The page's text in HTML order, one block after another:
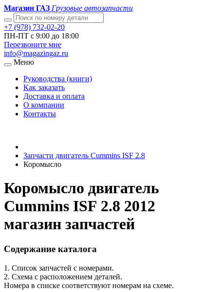
Магазин ГАЗ Грузовые автозапчасти
+7 (978) 732-02-20
ПН-ПТ с 9:00 до 18:00
Перезвоните мне
info@magazingaz.ru
Меню
Руководства (книги)
Как заказать
Доставка и оплата
О компании
Контакты
Запчасти двигатель Cummins ISF 2.8
Коромысло
Коромысло двигатель
Cummins ISF 2.8 2012
магазин запчастей
Содержание каталога
1. Список запчастей с номерами.
2. Схема с расположением деталей.
Номера в списке соответствуют номерам на схеме.